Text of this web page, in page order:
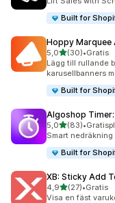
Built for
Hoppy Marquee
5,0av 5 stjärnor
(30)
30 recensioner
•Gratis
Lägg till rullande
karusellbanners
Built for
Algoshop
5,0av 5 stjärnor
(83)
83 recensioner
•
Smart nedräkning
Built for
XB: Sticky Add
4,9av 5 stjärnor
(27)
27 recensioner
•Gratis
Visa en fäst